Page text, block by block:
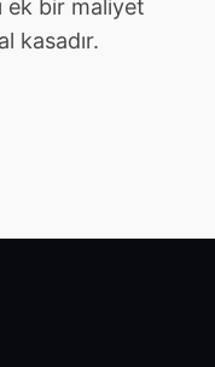
ek bir maliyet
kasadır.